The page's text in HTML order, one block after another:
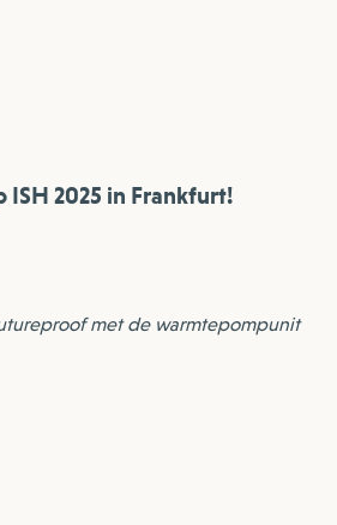
ISH 2025 in Frankfurt!